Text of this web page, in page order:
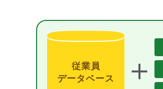
従業員
データベース
＋